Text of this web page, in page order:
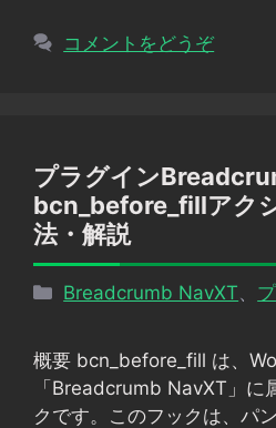
コメントをどうぞ
プラグイン
bcn_before_fillアク
法・解説
カ
リ
ー
Breadcrumb NavXT
概要 bcn_before_fill は、
「Breadcrumb NavXT」に
クです。このフックは、パ